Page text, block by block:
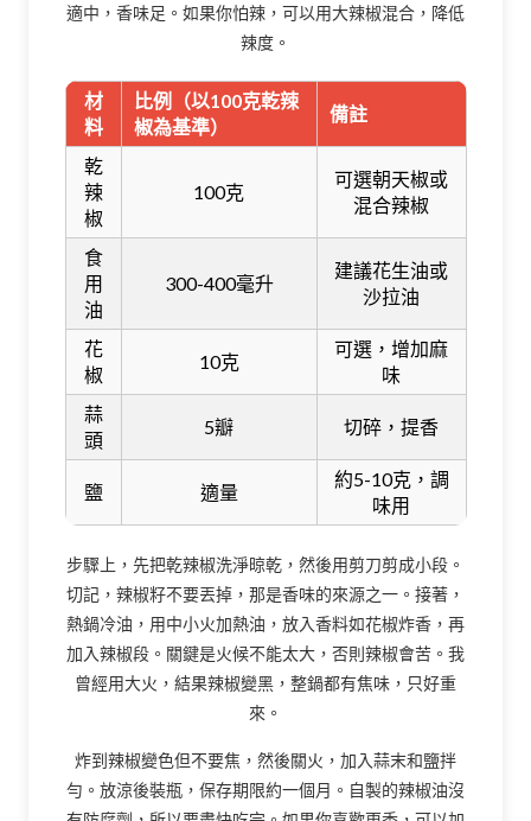
適中，香味足。如果你怕辣，可以用大辣椒混合，降低
辣度。
材
料
比例（以100克乾辣
椒為基準）
備註
乾
辣
椒
100克
可選朝天椒或
混合辣椒
食
用
油
300-400毫升
建議花生油或
沙拉油
花
椒
10克
可選，增加麻
味
蒜
頭
5瓣 切碎，提香
鹽 適量
約5-10克，調
味用
步驟上，先把乾辣椒洗淨晾乾，然後用剪刀剪成小段。
切記，辣椒籽不要丟掉，那是香味的來源之一。接著，
熱鍋冷油，用中小火加熱油，放入香料如花椒炸香，再
加入辣椒段。關鍵是火候不能太大，否則辣椒會苦。我
曾經用大火，結果辣椒變黑，整鍋都有焦味，只好重
來。
炸到辣椒變色但不要焦，然後關火，加入蒜末和鹽拌
勻。放涼後裝瓶，保存期限約一個月。自製的辣椒油沒